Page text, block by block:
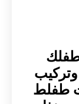
طفلك
طفلط